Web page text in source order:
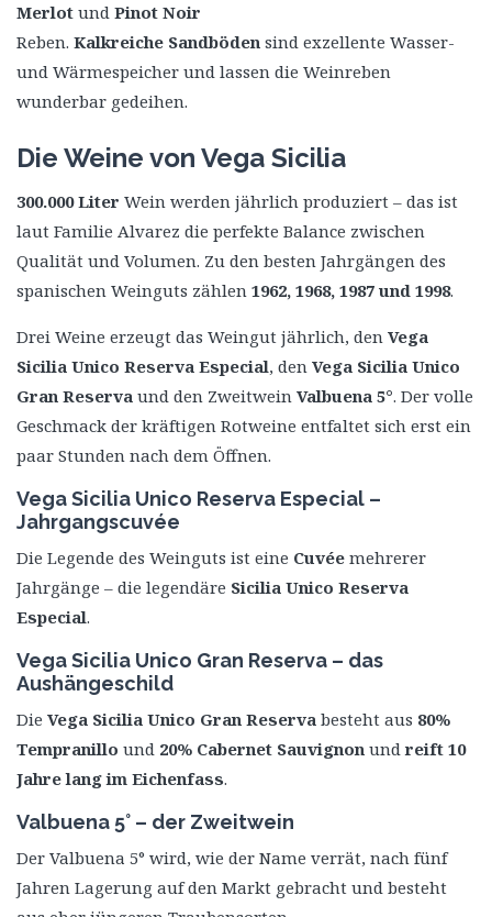
Merlot und Pinot Noir
Reben. Kalkreiche Sandböden sind exzellente Wasser-
und Wärmespeicher und lassen die Weinreben
wunderbar gedeihen.
Die Weine von Vega Sicilia
300.000 Liter Wein werden jährlich produziert – das ist
laut Familie Alvarez die perfekte Balance zwischen
Qualität und Volumen. Zu den besten Jahrgängen des
spanischen Weinguts zählen 1962, 1968, 1987 und 1998.
Drei Weine erzeugt das Weingut jährlich, den Vega
Sicilia Unico Reserva Especial, den Vega Sicilia Unico
Gran Reserva und den Zweitwein Valbuena 5°. Der volle
Geschmack der kräftigen Rotweine entfaltet sich erst ein
paar Stunden nach dem Öffnen.
Vega Sicilia Unico Reserva Especial –
Jahrgangscuvée
Die Legende des Weinguts ist eine Cuvée mehrerer
Jahrgänge – die legendäre Sicilia Unico Reserva
Especial.
Vega Sicilia Unico Gran Reserva – das
Aushängeschild
Die Vega Sicilia Unico Gran Reserva besteht aus 80%
Tempranillo und 20% Cabernet Sauvignon undreift 10
Jahre lang im Eichenfass.
Valbuena 5° – der Zweitwein
Der Valbuena 5° wird, wie der Name verrät, nach fünf
Jahren Lagerung auf den Markt gebracht und besteht